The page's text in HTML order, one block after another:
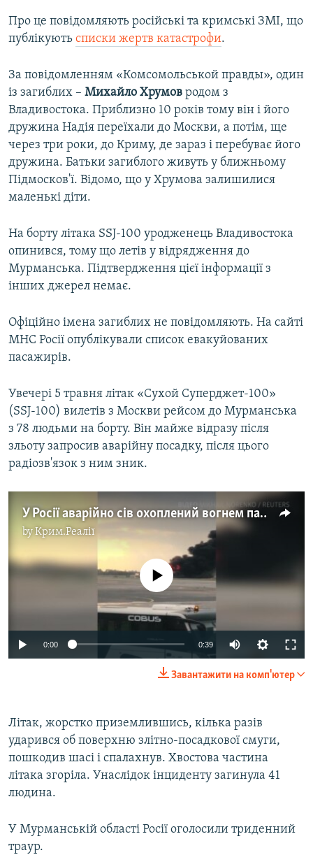
Про це повідомляють російські та кримські ЗМІ, що
публікують списки жертв катастрофи.
За повідомленням «Комсомольськой правды», один
із загиблих – Михайло Хрумов родом з
Владивостока. Приблизно 10 років тому він і його
дружина Надія переїхали до Москви, а потім, ще
через три роки, до Криму, де зараз і перебуває його
дружина. Батьки загиблого живуть у ближньому
Підмосков'ї. Відомо, що у Хрумова залишилися
маленькі діти.
На борту літака SSJ-100 уродженець Владивостока
опинився, тому що летів у відрядження до
Мурманська. Підтвердження цієї інформації з
інших джерел немає.
Офіційно імена загиблих не повідомляють. На сайті
МНС Росії опублікували список евакуйованих
пасажирів.
Увечері 5 травня літак «Сухой Суперджет-100»
(SSJ-100) вилетів з Москви рейсом до Мурманська
з 78 людьми на борту. Він майже відразу після
зльоту запросив аварійну посадку, після цього
радіозв'язок з ним зник.
У Росії аварійно сів охоплений вогнем пасажирський літак (відео)
byКрим.Реалії
No media source currently available
0:00 0:39
Завантажити на комп'ютер
Літак, жорстко приземлившись, кілька разів
ударився об поверхню злітно-посадкової смуги,
пошкодив шасі і спалахнув. Хвостова частина
літака згоріла. Унаслідок інциденту загинула 41
людина.
У Мурманській області Росії оголосили триденний
траур.